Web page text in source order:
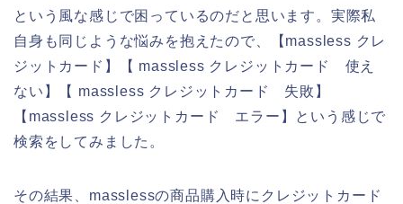
という風な感じで困っているのだと思います。実際私
自身も同じような悩みを抱えたので、【massless クレ
ジットカード】【 massless クレジットカード 使え
ない】【 massless クレジットカード 失敗】
【massless クレジットカード エラー】という感じで
検索をしてみました。
その結果、masslessの商品購入時にクレジットカード